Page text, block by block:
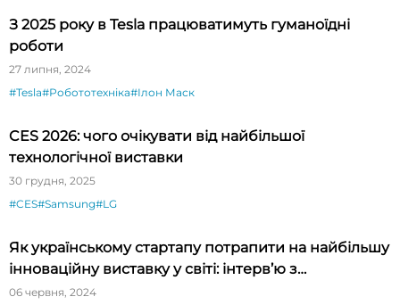
З 2025 року в Tesla працюватимуть гуманоїдні
роботи
27 липня, 2024
#Tesla#Робототехніка#Ілон Маск
CES 2026: чого очікувати від найбільшої
технологічної виставки
30 грудня, 2025
#CES#Samsung#LG
Як українському стартапу потрапити на найбільшу
інноваційну виставку у світі: інтерв’ю з
президентом CES Гері Шапіро
06 червня, 2024